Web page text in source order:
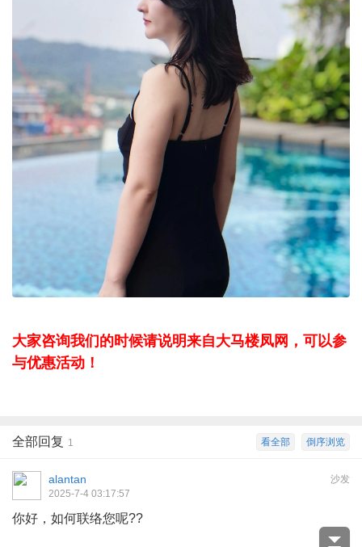
大家咨询我们的时候请说明来自大马楼凤网，可以参
与优惠活动！
倒序浏览
看全部
全部回复 1
沙发
alantan
2025-7-4 03:17:57
你好，如何联络您呢??